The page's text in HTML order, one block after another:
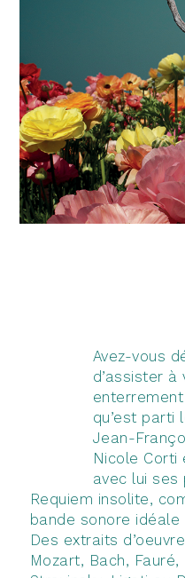
Avez-vous
d’assister
qu’est parti
Jean-
Nicole
avec lui
Requiem insolite,
bande sonore
Des extraits
Mozart, Bach,
LES CHŒURS
PROFESSIONNELLE
RESSOURCES
ACTUALITÉS
BOUTIQUE
LOCATION